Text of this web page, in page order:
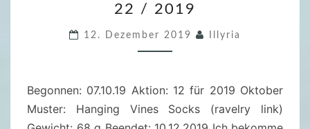
2
/
2
1
9
22 / 2019
12. Dezember 2019 Illyria
Begonnen: 07.10.19 Aktion: 12 für 2019 Oktober
Muster: Hanging Vines Socks (ravelry link)